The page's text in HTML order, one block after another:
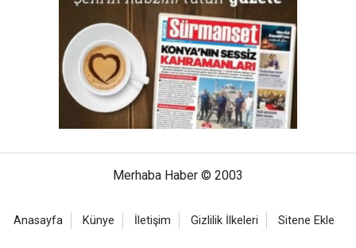
Merhaba Haber © 2003
Anasayfa Künye İletişim Gizlilik İlkeleri Sitene Ekle